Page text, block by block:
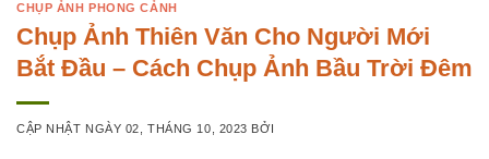
CHỤP ẢNH PHONG CẢNH
Chụp Ảnh Thiên Văn Cho Người Mới
Bắt Đầu – Cách Chụp Ảnh Bầu Trời Đêm
CẬP NHẬT NGÀY 02, THÁNG 10, 2023 BỞI